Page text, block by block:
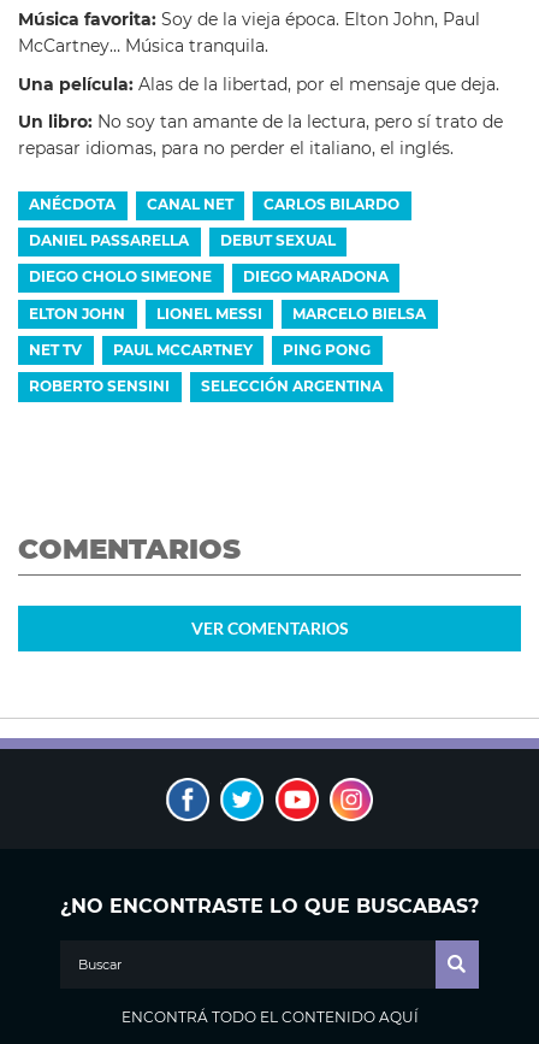
Música favorita: Soy de la vieja época. Elton John, Paul
McCartney… Música tranquila.
Una película: Alas de la libertad, por el mensaje que deja.
Un libro: No soy tan amante de la lectura, pero sí trato de
repasar idiomas, para no perder el italiano, el inglés.
ANÉCDOTA CANAL NET CARLOS BILARDO
DANIEL PASSARELLA DEBUT SEXUAL
DIEGO CHOLO SIMEONE DIEGO MARADONA
ELTON JOHN LIONEL MESSI MARCELO BIELSA
NET TV PAUL MCCARTNEY PING PONG
ROBERTO SENSINI SELECCIÓN ARGENTINA
COMENTARIOS
VER COMENTARIOS
¿NO ENCONTRASTE LO QUE BUSCABAS?
ENCONTRÁ TODO EL CONTENIDO AQUÍ